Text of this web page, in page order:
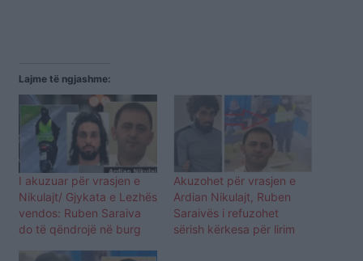
Lajme të ngjashme:
I akuzuar për vrasjen e
Nikulajt/ Gjykata e Lezhës
vendos: Ruben Saraiva
do të qëndrojë në burg
Akuzohet për vrasjen e
Ardian Nikulajt, Ruben
Saraivës i refuzohet
sërish kërkesa për lirim